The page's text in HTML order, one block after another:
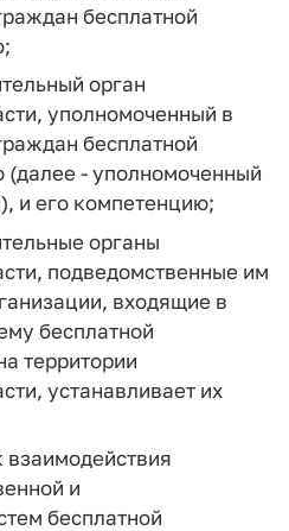
бесплатной
орган
уполномоченный в
бесплатной
- уполномоченный
и его компетенцию;
органы
подведомственные им
входящие в
бесплатной
территории
устанавливает их
взаимодействия
и
бесплатной